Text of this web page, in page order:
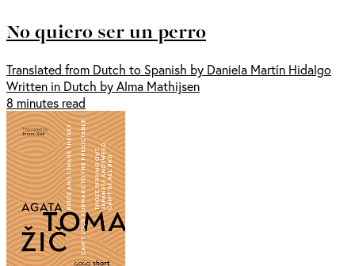
No quiero ser un perro
Translated from Dutch to Spanish by Daniela Martín Hidalgo
Written in Dutch by Alma Mathijsen
8 minutes read